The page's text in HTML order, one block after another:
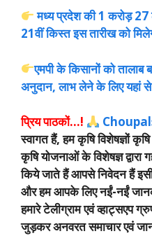
मध्य प्रदेश की 1 करोड़ 27
21वीं किस्त इस तारीख को
एमपी के किसानों को तालाब
अनुदान, लाभ लेने के लिए यहां से
प्रिय पाठकों…!
स्वागत हैं, हम कृषि विशेषज्ञों कृषि
कृषि योजनाओं के विशेषज्ञ
किये जाते हैं आपसे निवेदन हैं इसी
और हम आपके लिए नईं-नईं
हमारे टेलीग्राम एवं व्हाट्सएप
जुड़कर अनवरत समाचार एवं